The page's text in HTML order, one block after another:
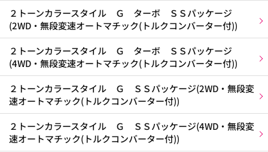
２トーンカラースタイル Ｇ ターボ ＳＳパッケージ
(2WD・無段変速オートマチック(トルクコンバーター付))
２トーンカラースタイル Ｇ ターボ ＳＳパッケージ
(4WD・無段変速オートマチック(トルクコンバーター付))
２トーンカラースタイル Ｇ ＳＳパッケージ(2WD・無段変
速オートマチック(トルクコンバーター付))
２トーンカラースタイル Ｇ ＳＳパッケージ(4WD・無段変
速オートマチック(トルクコンバーター付))